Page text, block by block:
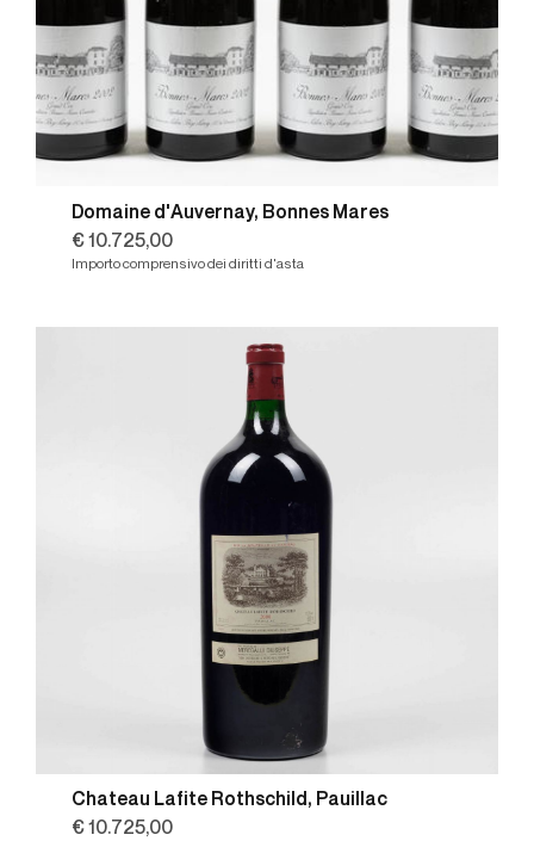
Domaine d'Auvernay, Bonnes Mares
€ 10.725,00
Importo comprensivo dei diritti d'asta
Chateau Lafite Rothschild, Pauillac
€ 10.725,00